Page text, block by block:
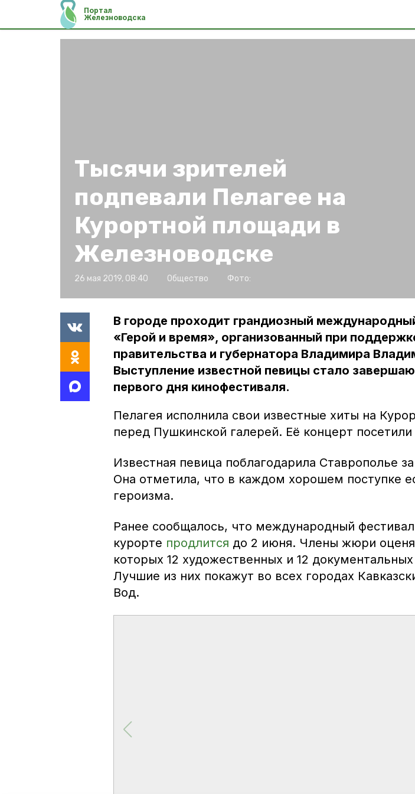
Портал
Железноводска
Тысячи зрителей
подпевали Пелагее на
Курортной площади в
Железноводске
26 мая 2019, 08:40 Общество Фото:
В городе проходит грандиозный
«Герой и время», организованный при
правительства и губернатора Владимира
Выступление известной певицы стало
первого дня кинофестиваля.
Пелагея исполнила свои известные хиты на
перед Пушкинской галерей. Её концерт
Известная певица поблагодарила Ставрополье
Она отметила, что в каждом хорошем поступке
героизма.
Ранее сообщалось, что международный
курорте продлится до 2 июня. Члены жюри
которых 12 художественных и 12
Лучшие из них покажут во всех городах
Вод.